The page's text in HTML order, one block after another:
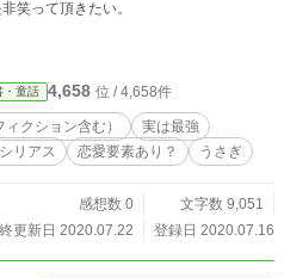
笑って頂きたい。
・童話 4,658 位 / 4,658件
クション含む）
実は最強
リアス 恋愛要素あり？ うさぎ
感想数 0
文字数 9,051
更新日 2020.07.22
登録日 2020.07.16